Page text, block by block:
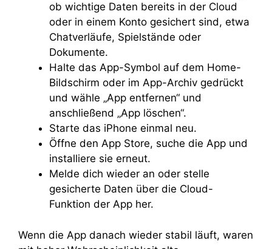
ob wichtige Daten bereits in der Cloud
oder in einem Konto gesichert sind, etwa
Chatverläufe, Spielstände oder
Dokumente.
Halte das App-Symbol auf dem Home-
Bildschirm oder im App-Archiv gedrückt
und wähle „App entfernen“ und
anschließend „App löschen“.
Starte das iPhone einmal neu.
Öffne den App Store, suche die App und
installiere sie erneut.
Melde dich wieder an oder stelle
gesicherte Daten über die Cloud-
Funktion der App her.
Wenn die App danach wieder stabil läuft, waren